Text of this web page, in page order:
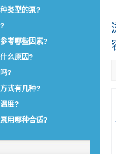
类型的泵?
考哪些因素?
么原因?
?
式有几种?
度?
用哪种合适?